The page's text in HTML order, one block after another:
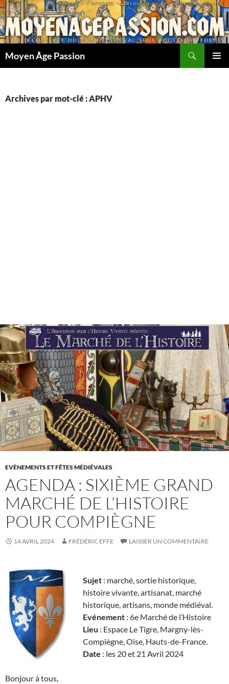
Aller
au
contenu
Moyen Âge Passion
Archives par mot-clé : APHV
EVÈNEMENTS ET FÊTES MÉDIÉVALES
AGENDA : SIXIÈME GRAND
MARCHÉ DE L’HISTOIRE
POUR COMPIÈGNE
14 AVRIL 2024 FRÉDÉRIC EFFE LAISSER UN COMMENTAIRE
Sujet : marché, sortie historique,
histoire vivante, artisanat, marché
historique, artisans, monde médiéval.
Evénement : 6e Marché de l’Histoire
Lieu : Espace Le Tigre, Margny-lès-
Compiègne, Oise, Hauts-de-France.
Date : les 20 et 21 Avril 2024
Bonjour à tous,